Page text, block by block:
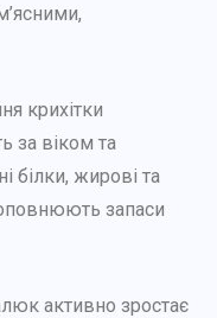
крихітки
за віком та
білки, жирові та
запаси
активно зростає